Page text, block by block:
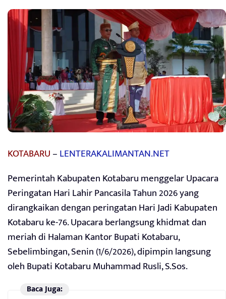
KOTABARU–LENTERAKALIMANTAN.NET
Pemerintah Kabupaten Kotabaru menggelar Upacara
Peringatan Hari Lahir Pancasila Tahun 2026 yang
dirangkaikan dengan peringatan Hari Jadi Kabupaten
Kotabaru ke-76. Upacara berlangsung khidmat dan
meriah di Halaman Kantor Bupati Kotabaru,
Sebelimbingan, Senin (1/6/2026), dipimpin langsung
oleh Bupati Kotabaru Muhammad Rusli, S.Sos.
Baca Juga: